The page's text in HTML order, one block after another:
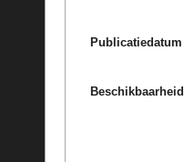
Publicatiedatum
Beschikbaarheid